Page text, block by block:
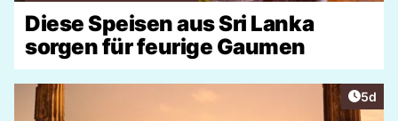
Diese Speisen aus Sri Lanka
sorgen für feurige Gaumen
5d